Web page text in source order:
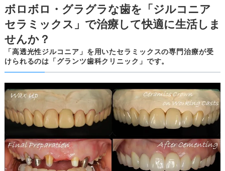
「高透光性ジルコニア」を用いたセラミックスの専門治療が受
けられるのは「グランツ歯科クリニック」です。
ボロボロ・グラグラな歯を「ジルコニア
セラミックス」で治療して快適に生活しま
せんか？